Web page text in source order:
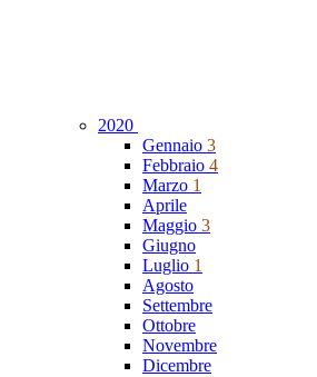
2020
Gennaio 3
Febbraio 4
Marzo 1
Aprile
Maggio 3
Giugno
Luglio 1
Agosto
Settembre
Ottobre
Novembre
Dicembre